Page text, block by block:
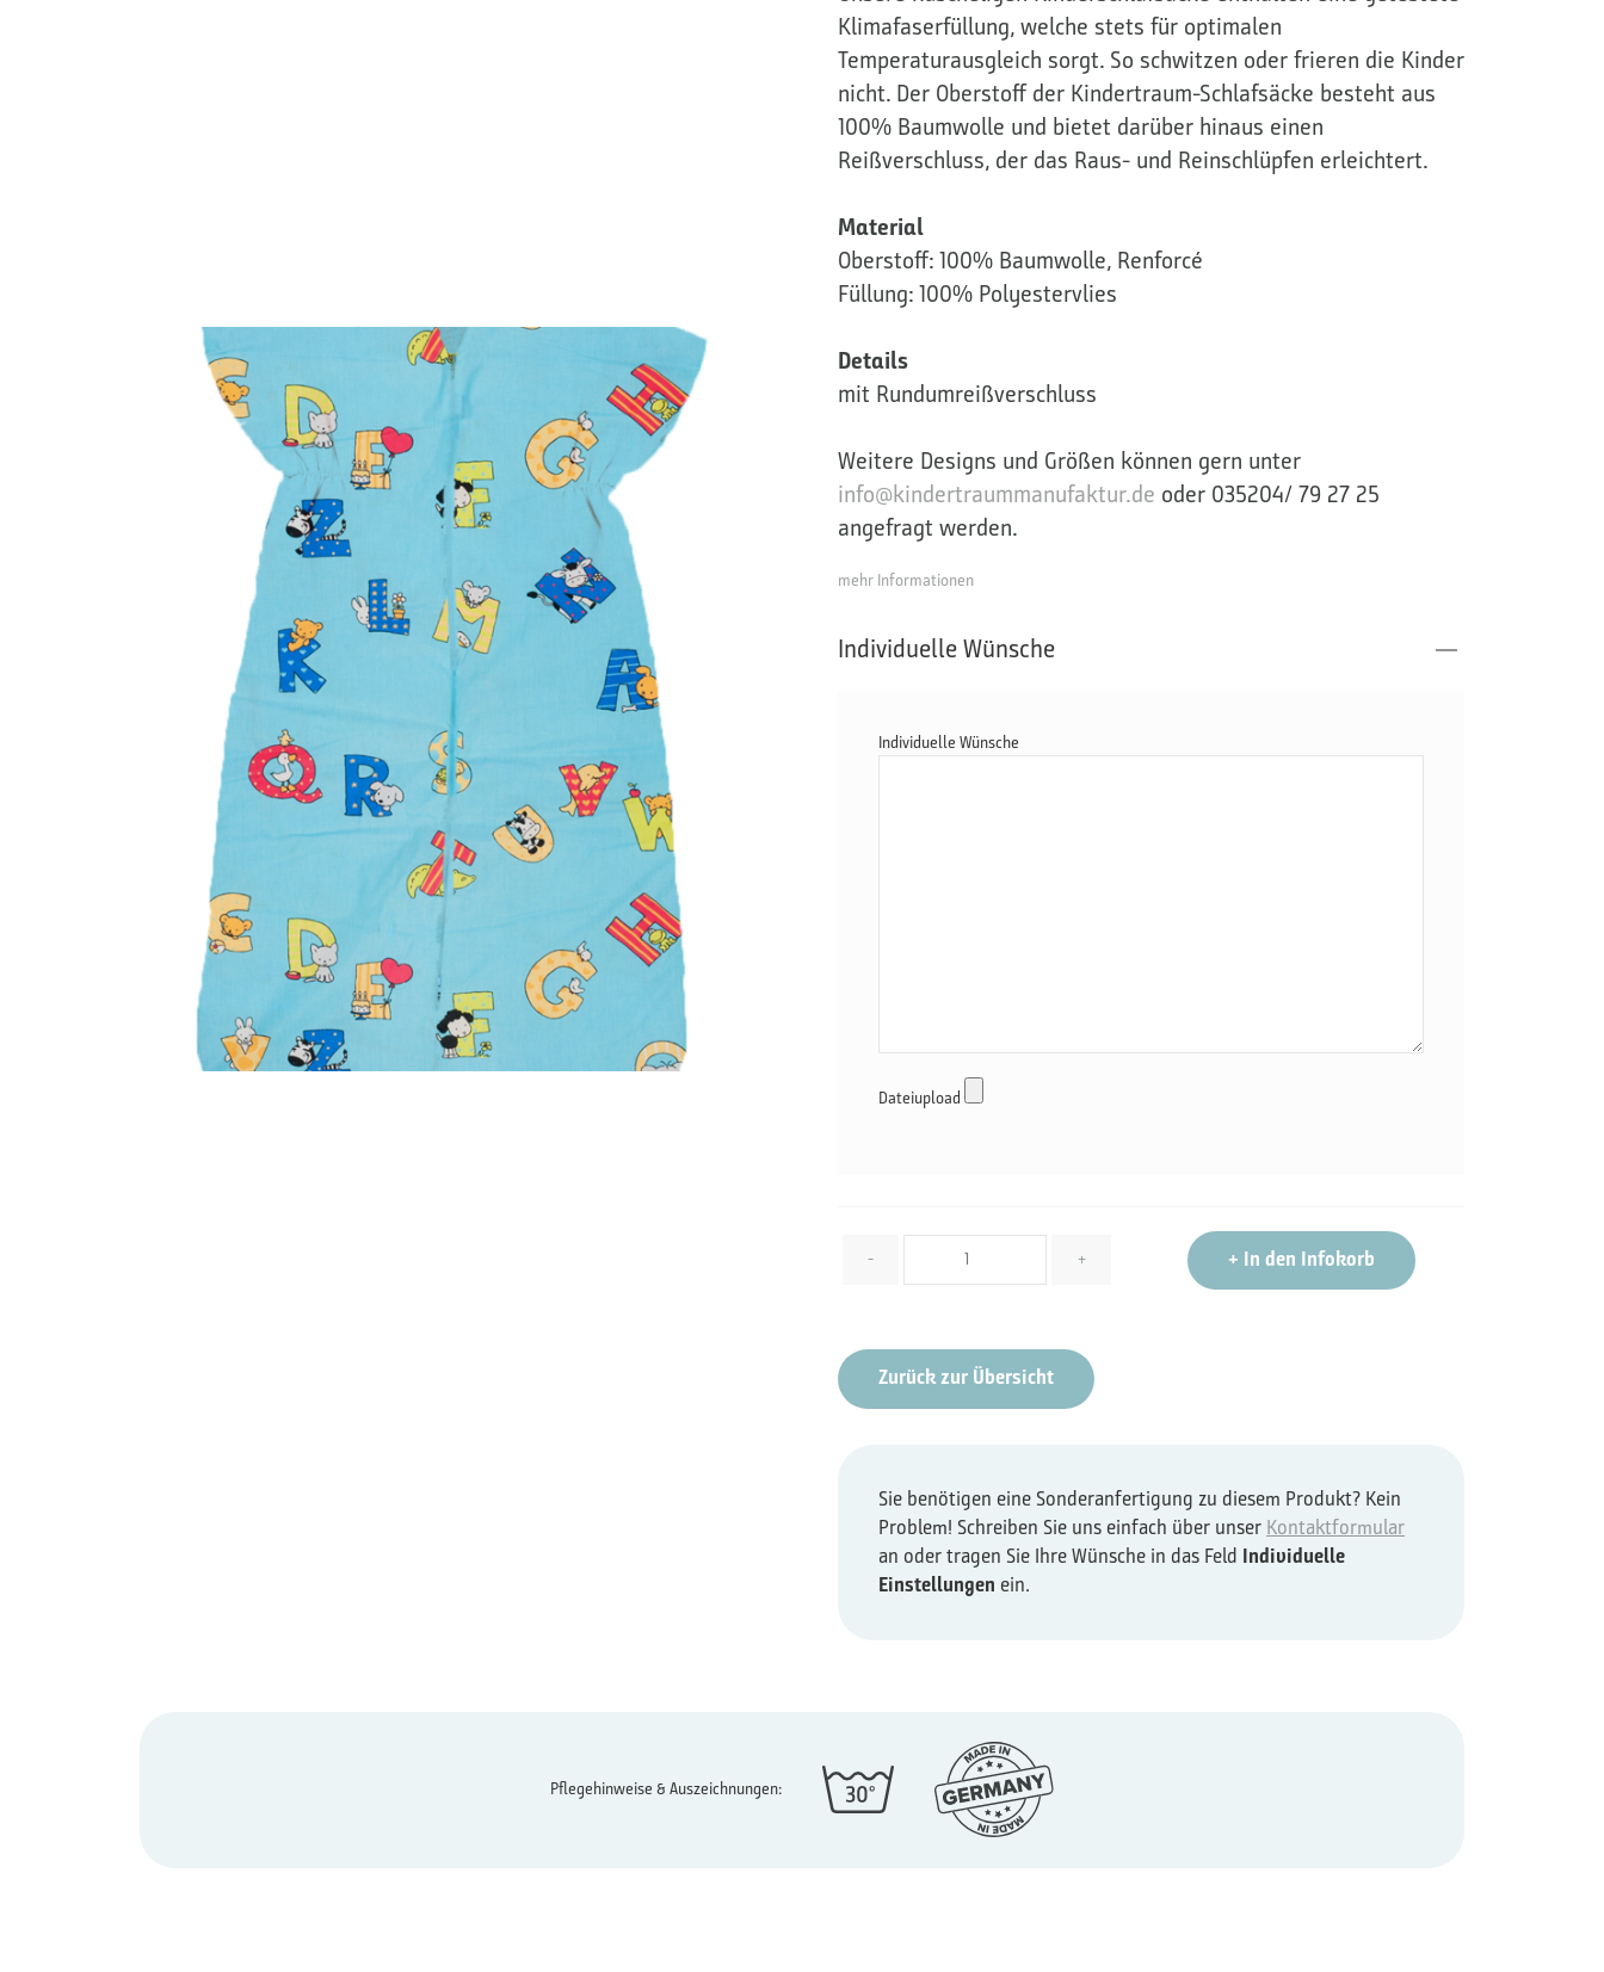
Klimafaserfüllung, welche stets für optimalen
Temperaturausgleich sorgt. So schwitzen oder frieren die Kinder
nicht. Der Oberstoff der Kindertraum-Schlafsäcke besteht aus
100% Baumwolle und bietet darüber hinaus einen
Reißverschluss, der das Raus- und Reinschlüpfen erleichtert.
Material
Oberstoff: 100% Baumwolle, Renforcé
Füllung: 100% Polyestervlies
Details
mit Rundumreißverschluss
Weitere Designs und Größen können gern unter
info@kindertraummanufaktur.de oder 035204/ 79 27 25
angefragt werden.
mehr Informationen
Individuelle Wünsche
Individuelle Wünsche
Dateiupload
- + + In den Infokorb
Zurück zur Übersicht
Sie benötigen eine Sonderanfertigung zu diesem Produkt? Kein
Problem! Schreiben Sie uns einfach über unser Kontaktformular
an oder tragen Sie Ihre Wünsche in das Feld Individuelle
Einstellungen ein.
Pflegehinweise & Auszeichnungen: